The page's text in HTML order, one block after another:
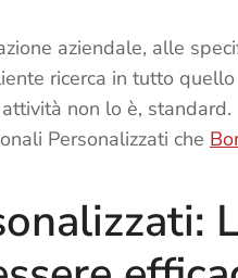
aziendale, alle
ricerca in tutto
non lo è, standard.
Personalizzati che